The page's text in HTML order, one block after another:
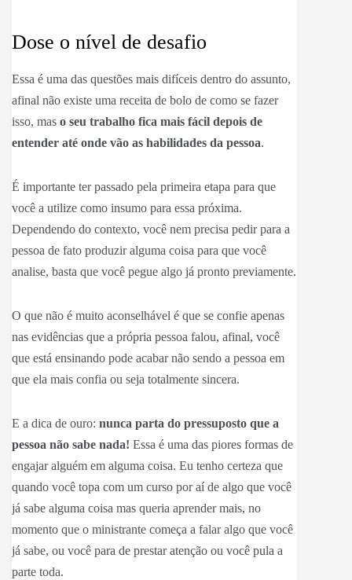
Dose o nível de desafio
Essa é uma das questões mais difíceis dentro do assunto,
afinal não existe uma receita de bolo de como se fazer
isso, mas o seu trabalho fica mais fácil depois de
entender até onde vão as habilidades da pessoa.
É importante ter passado pela primeira etapa para que
você a utilize como insumo para essa próxima.
Dependendo do contexto, você nem precisa pedir para a
pessoa de fato produzir alguma coisa para que você
analise, basta que você pegue algo já pronto previamente.
O que não é muito aconselhável é que se confie apenas
nas evidências que a própria pessoa falou, afinal, você
que está ensinando pode acabar não sendo a pessoa em
que ela mais confia ou seja totalmente sincera.
E a dica de ouro: nunca parta do pressuposto que a
pessoa não sabe nada! Essa é uma das piores formas de
engajar alguém em alguma coisa. Eu tenho certeza que
quando você topa com um curso por aí de algo que você
já sabe alguma coisa mas queria aprender mais, no
momento que o ministrante começa a falar algo que você
já sabe, ou você para de prestar atenção ou você pula a
parte toda.